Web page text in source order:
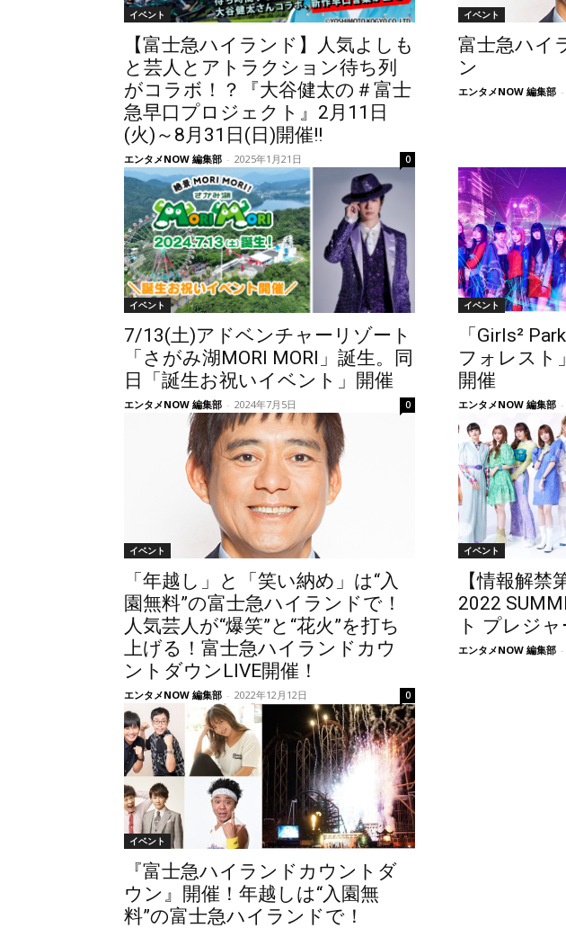
イベント
【富士急ハイランド】人気よしも
と芸人とアトラクション待ち列
がコラボ！？『大谷健太の＃富士
急早口プロジェクト』2月11日
(火)～8月31日(日)開催!!
エンタメNOW 編集部 - 2025年1月21日 0
イベント
富士急ハイ
ン
エンタメNOW 編集部 -
イベント
7/13(土)アドベンチャーリゾート
「さがみ湖MORI MORI」誕生。同
日「誕生お祝いイベント」開催
エンタメNOW 編集部 - 2024年7月5日 0
イベント
「Girls²
フォレスト
開催
エンタメNOW 編集部 -
イベント
「年越し」と「笑い納め」は“入
園無料”の富士急ハイランドで！
人気芸人が“爆笑”と“花火”を打ち
上げる！富士急ハイランドカウ
ントダウンLIVE開催！
エンタメNOW 編集部 - 2022年12月12日 0
イベント
【情報解禁
2022
ト プレジ
エンタメNOW 編集部 -
イベント
『富士急ハイランドカウントダ
ウン』開催！年越しは“入園無
料”の富士急ハイランドで！